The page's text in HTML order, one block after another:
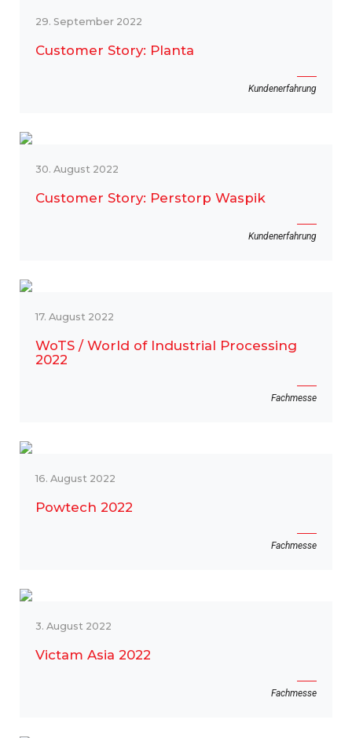
29. September 2022
Customer Story: Planta
Kundenerfahrung
30. August 2022
Customer Story: Perstorp Waspik
Kundenerfahrung
17. August 2022
WoTS / World of Industrial Processing
2022
Fachmesse
16. August 2022
Powtech 2022
Fachmesse
3. August 2022
Victam Asia 2022
Fachmesse